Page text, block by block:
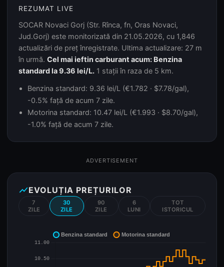
REZUMAT LIVE
SOCAR Novaci Gorj (Str. Rînca, fn, Oras Novaci,
Jud.Gorj) este monitorizată din 21.05.2026, cu 1,846
actualizări de preț înregistrate. Ultima actualizare: 27 m
în urmă. Cel mai ieftin carburant acum: Benzina
standard la 9.36 lei/L. 1 stații în raza de 5 km.
Benzina standard: 9.36 lei/L (€1.782 · $7.78/gal),
-0.5% față de acum 7 zile.
Motorina standard: 10.47 lei/L (€1.993 · $8.70/gal),
-1.0% față de acum 7 zile.
ADVERTISEMENT
show_chartEVOLUȚIA PREȚURILOR
7
ZILE
30
ZILE
90
ZILE
6
LUNI
TOT
ISTORICUL